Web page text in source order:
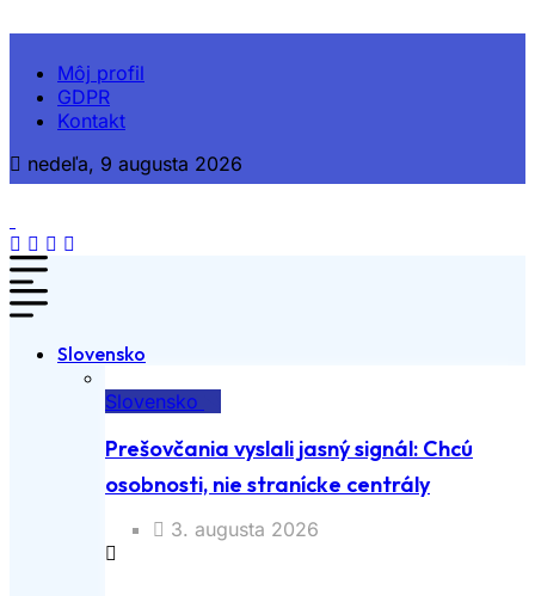
Môj profil
GDPR
Kontakt
nedeľa, 9 augusta 2026
Slovensko
Slovensko
Prešovčania vyslali jasný signál: Chcú
osobnosti, nie stranícke centrály
3. augusta 2026